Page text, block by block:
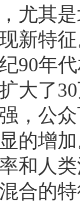
尤其
新特
90年
大了
，公
的增
和人
合的